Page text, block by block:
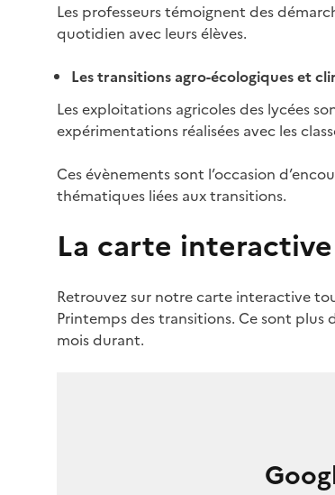
Les professeurs témoignent des
quotidien avec leurs élèves.
Les transitions agro-écologiques et
Les exploitations agricoles des lycées
expérimentations réalisées avec les
Ces évènements sont l’occasion
thématiques liées aux transitions.
La carte
Retrouvez sur notre carte interactive
Printemps des transitions. Ce sont
mois durant.